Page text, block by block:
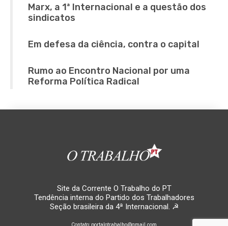
Marx, a 1ª Internacional e a questão dos
sindicatos
Em defesa da ciência, contra o capital
Rumo ao Encontro Nacional por uma
Reforma Política Radical
Site da Corrente O Trabalho do PT
Tendência interna do Partido dos Trabalhadores
Seção brasileira da 4ª Internacional. ☭
Contato: portalotrabalho@gmail.com